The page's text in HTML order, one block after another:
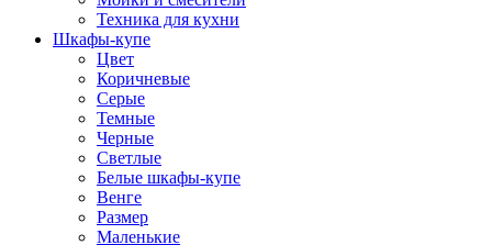
Техника для кухни
Шкафы-купе
Цвет
Коричневые
Серые
Темные
Черные
Светлые
Белые шкафы-купе
Венге
Размер
Маленькие